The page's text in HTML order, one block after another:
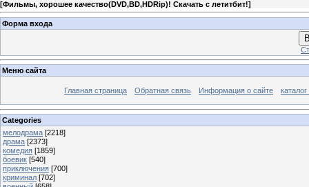
[Фильмы, хорошее качество(DVD,BD,HDRip)! Скачать с летитбит!]
Форма входа
Меню сайта
Главная страница Обратная связь Информация о сайте
Categories
мелодрама [2218]
драма [2373]
комедия [1859]
боевик [540]
приключения [700]
криминал [702]